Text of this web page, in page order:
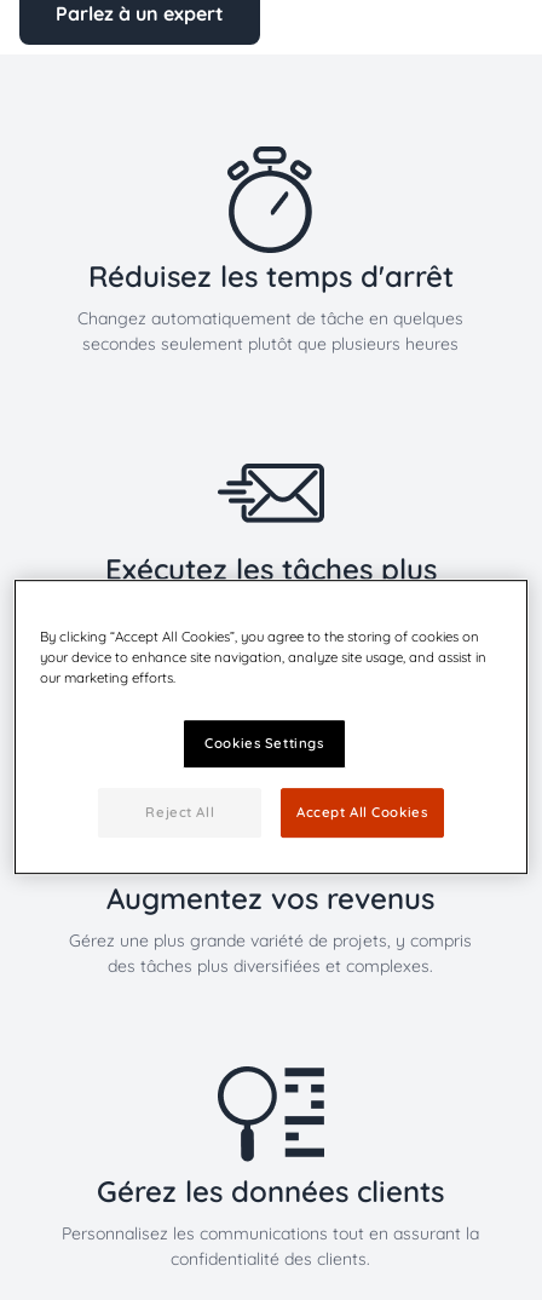
Parlez à un expert
Réduisez les temps d'arrêt
Changez automatiquement de tâche en quelques
secondes seulement plutôt que plusieurs heures
Exécutez les tâches plus
Optimisez votre processus d'envoi pour plus de
Augmentez vos revenus
Gérez une plus grande variété de projets, y compris
des tâches plus diversifiées et complexes.
Gérez les données clients
Personnalisez les communications tout en assurant la
confidentialité des clients.
By clicking “Accept All Cookies”, you agree to the storing of cookies on
your device to enhance site navigation, analyze site usage, and assist in
our marketing efforts.
Cookies Settings
Reject All Accept All Cookies